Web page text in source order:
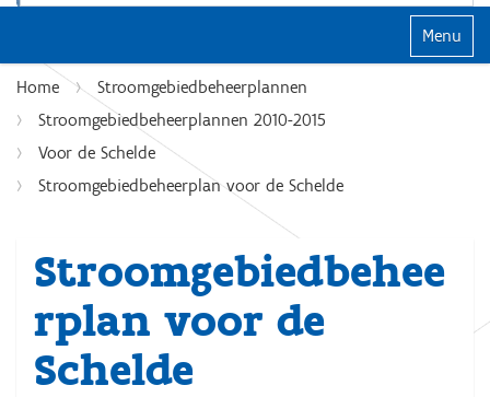
Klap
Home
Stroomgebiedbeheerplannen
Stroomgebiedbeheerplannen 2010-2015
Voor de Schelde
Stroomgebiedbeheerplan voor de Schelde
Stroomgebiedbehee
rplan voor de
Schelde